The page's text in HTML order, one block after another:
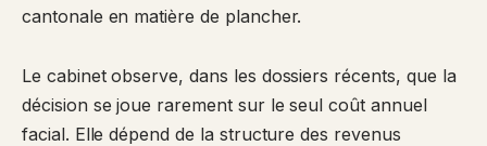
cantonale en matière de plancher.
Le cabinet observe, dans les dossiers récents, que la
décision se joue rarement sur le seul coût annuel
facial. Elle dépend de la structure des revenus